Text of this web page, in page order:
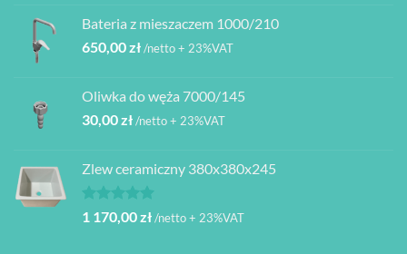
Bateria z mieszaczem 1000/210
650,00zł/netto + 23%VAT
Oliwka do węża 7000/145
30,00zł/netto + 23%VAT
Zlew ceramiczny 380x380x245
Oceniono
na 5
1 170,00zł/netto + 23%VAT